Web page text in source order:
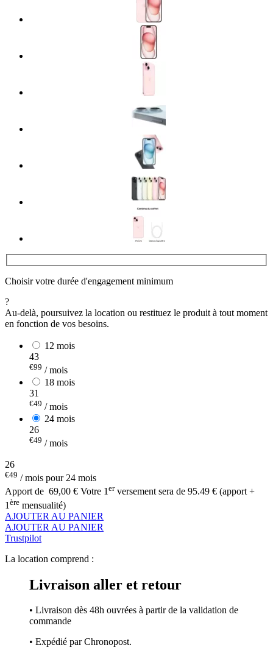
Choisir votre durée d'engagement minimum
?
Au-delà, poursuivez la location ou restituez le produit à tout moment
en fonction de vos besoins.
12 mois
43
€99 / mois
18 mois
31
€49 / mois
24 mois
26
€49 / mois
26
€49 / mois pour 24 mois
Apport de 69,00 € Votre 1 erversement sera de 95.49 € (apport +
1 ère mensualité)
AJOUTER AU PANIER
AJOUTER AU PANIER
Trustpilot
La location comprend :
Livraison aller et retour
• Livraison dès 48h ouvrées à partir de la validation de
commande
• Expédié par Chronopost.